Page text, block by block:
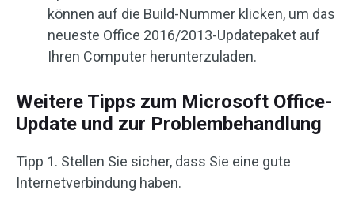
können auf die Build-Nummer klicken, um das
neueste Office 2016/2013-Updatepaket auf
Ihren Computer herunterzuladen.
Weitere Tipps zum Microsoft Office-
Update und zur Problembehandlung
Tipp 1. Stellen Sie sicher, dass Sie eine gute
Internetverbindung haben.